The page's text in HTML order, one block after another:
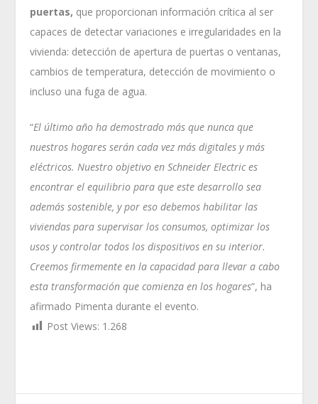
puertas, que proporcionan información crítica al ser
capaces de detectar variaciones e irregularidades en la
vivienda: detección de apertura de puertas o ventanas,
cambios de temperatura, detección de movimiento o
incluso una fuga de agua.
“El último año ha demostrado más que nunca que
nuestros hogares serán cada vez más digitales y más
eléctricos. Nuestro objetivo en Schneider Electric es
encontrar el equilibrio para que este desarrollo sea
además sostenible, y por eso debemos habilitar las
viviendas para supervisar los consumos, optimizar los
usos y controlar todos los dispositivos en su interior.
Creemos firmemente en la capacidad para llevar a cabo
esta transformación que comienza en los hogares”, ha
afirmado Pimenta durante el evento.
Post Views: 1.268